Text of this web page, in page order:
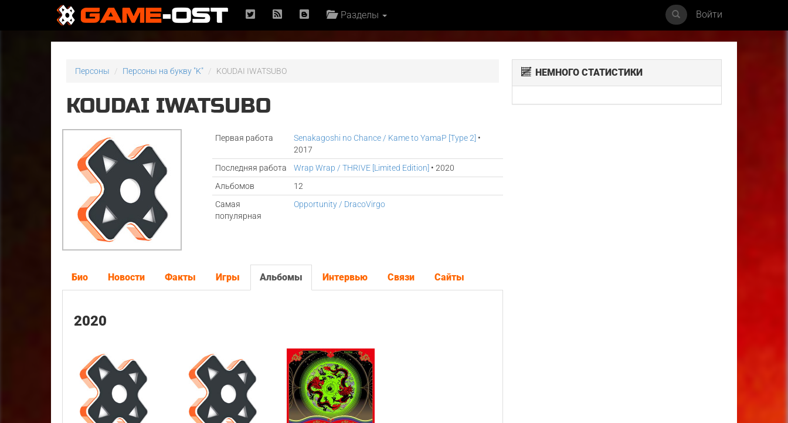
Разделы Войти
Персоны Персоны на букву "K" KOUDAI IWATSUBO
KOUDAI IWATSUBO
Первая работа Senakagoshi no Chance / Kame to YamaP [Type 2] •
2017
Последняя работа
Wrap Wrap / THRIVE [Limited Edition] • 2020
Альбомов
12
Самая
популярная
Opportunity / DracoVirgo
Био Новости Факты Игры Альбомы Интервью Связи Сайты
2020
НЕМНОГО СТАТИСТИКИ